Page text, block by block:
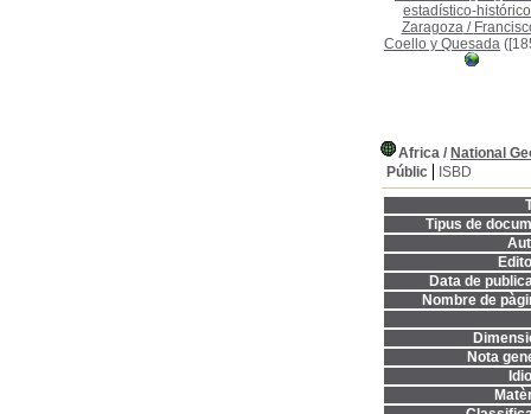
estadístico-
Zaragoza/
Coello y Quesada
Africa / National
Públic
ISBD
Tipus de
Data de
Nombre de
Nota